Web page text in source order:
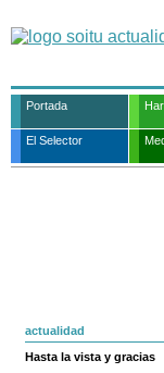
Portada
El Selector
actualidad
Hasta la vista y gracias